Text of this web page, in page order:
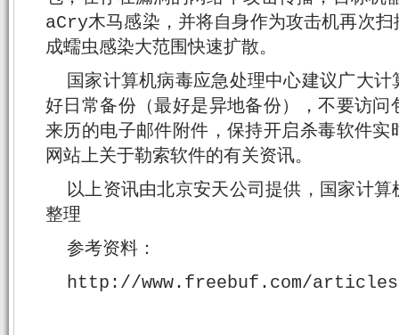
aCry木马感染，并将自身作为攻击机再次
成蠕虫感染大范围快速扩散。
国家计算机病毒应急处理中心建议广大
好日常备份（最好是异地备份），不要访
来历的电子邮件附件，保持开启杀毒软件
网站上关于勒索软件的有关资讯。
以上资讯由北京安天公司提供，国家计
整理
参考资料：
http://www.freebuf.com/